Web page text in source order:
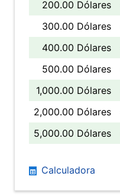
200.00 Dólares
300.00 Dólares
400.00 Dólares
500.00 Dólares
1,000.00 Dólares
2,000.00 Dólares
5,000.00 Dólares
Calculadora